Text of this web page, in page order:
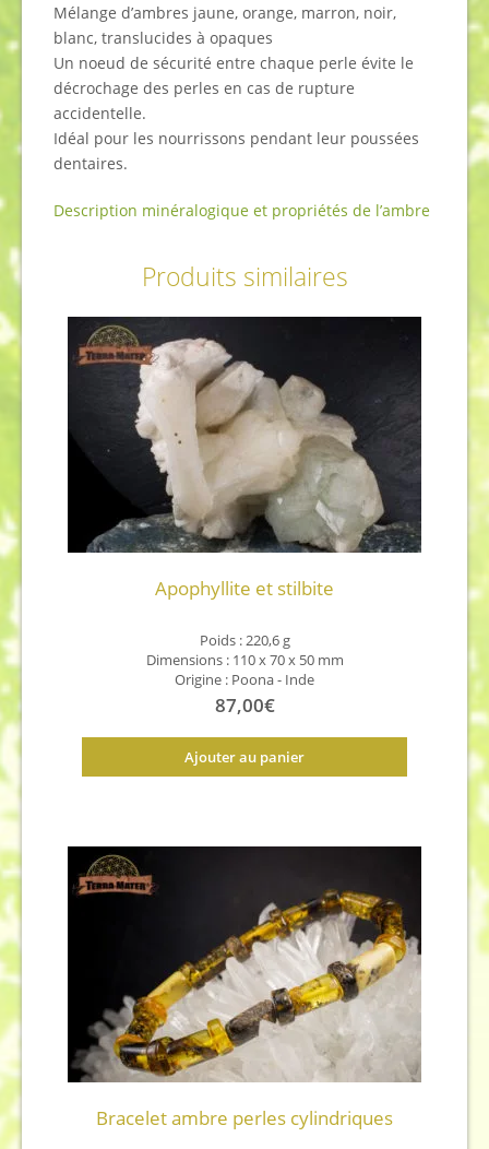
Mélange d’ambres jaune, orange, marron, noir,
blanc, translucides à opaques
Un noeud de sécurité entre chaque perle évite le
décrochage des perles en cas de rupture
accidentelle.
Idéal pour les nourrissons pendant leur poussées
dentaires.
Description minéralogique et propriétés de l’ambre
Produits similaires
Apophyllite et stilbite
Poids : 220,6 g
Dimensions : 110 x 70 x 50 mm
Origine : Poona - Inde
87,00€
Ajouter au panier
Bracelet ambre perles cylindriques